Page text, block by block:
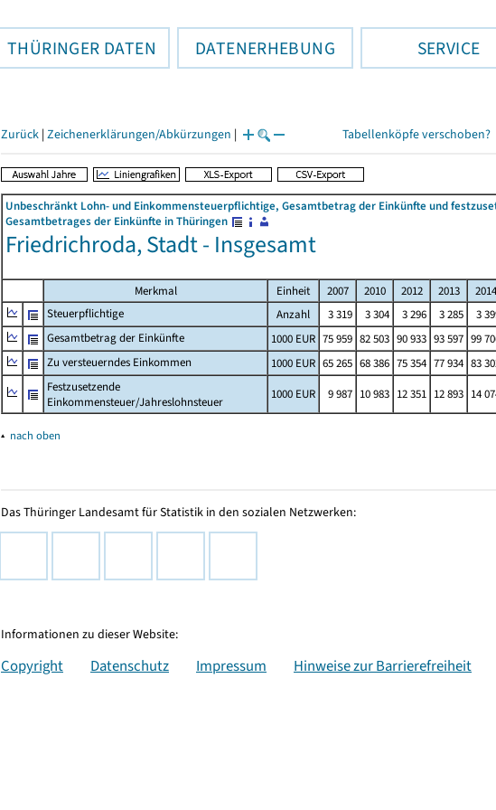
THÜRINGER DATEN DATENERHEBUNG SERVICE
Zurück | Zeichenerklärungen/Abkürzungen | Tabellenköpfe verschoben?
Unbeschränkt Lohn- und Einkommensteuerpflichtige, Gesamtbetrag der Einkünfte und
Gesamtbetrages der Einkünfte in Thüringen
Friedrichroda, Stadt - Insgesamt
Merkmal Einheit 2007 2010 2012 2013 2014
Steuerpflichtige
Anzahl 3 319 3 304 3 296 3 285 3
Gesamtbetrag der Einkünfte
1000 EUR 75 959 82 503 90 933 93 597 99
Zu versteuerndes Einkommen
1000 EUR 65 265 68 386 75 354 77 934 83
Festzusetzende
Einkommensteuer/Jahreslohnsteuer
1000 EUR 9 987 10 983 12 351 12 893 14
▴ nach oben
Das Thüringer Landesamt für Statistik in den sozialen Netzwerken:
Informationen zu dieser Website:
Copyright Datenschutz Impressum Hinweise zur Barrierefreiheit